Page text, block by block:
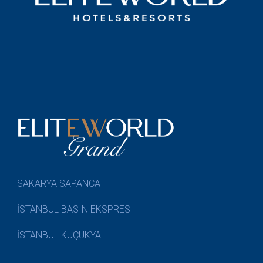
SAKARYA SAPANCA
İSTANBUL BASIN EKSPRES
İSTANBUL KÜÇÜKYALI